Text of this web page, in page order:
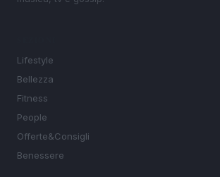
Lifestyle
Bellezza
Fitness
People
Offerte&Consigli
Benessere